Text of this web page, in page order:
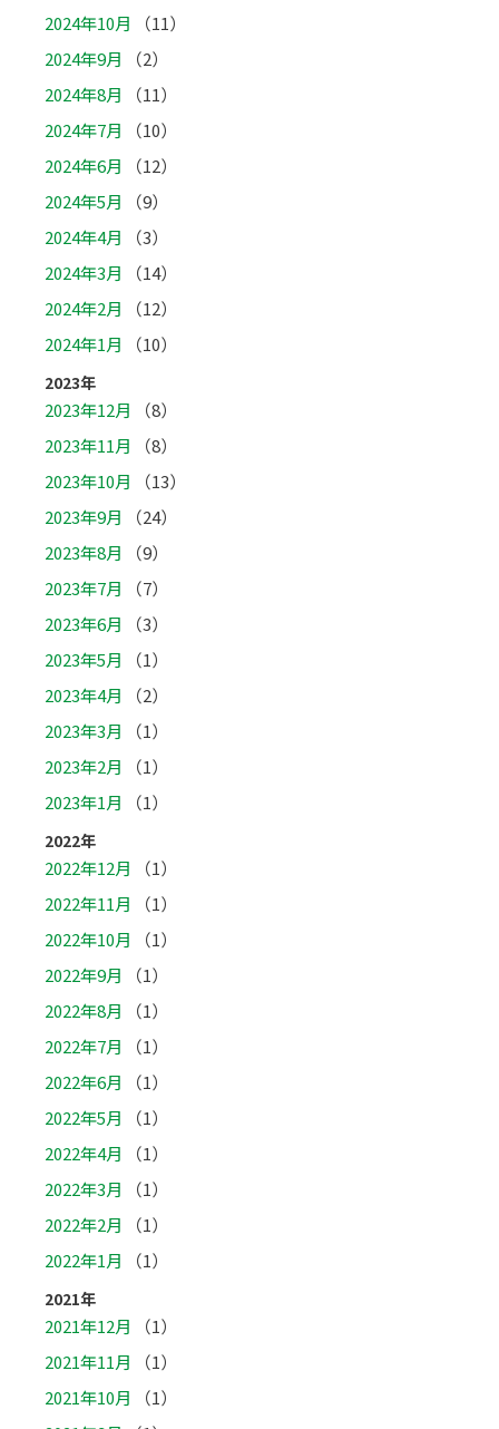
2024年10月
（11）
2024年9月
（2）
2024年8月
（11）
2024年7月
（10）
2024年6月
（12）
2024年5月
（9）
2024年4月
（3）
2024年3月
（14）
2024年2月
（12）
2024年1月
（10）
2023年
2023年12月
（8）
2023年11月
（8）
2023年10月
（13）
2023年9月
（24）
2023年8月
（9）
2023年7月
（7）
2023年6月
（3）
2023年5月
（1）
2023年4月
（2）
2023年3月
（1）
2023年2月
（1）
2023年1月
（1）
2022年
2022年12月
（1）
2022年11月
（1）
2022年10月
（1）
2022年9月
（1）
2022年8月
（1）
2022年7月
（1）
2022年6月
（1）
2022年5月
（1）
2022年4月
（1）
2022年3月
（1）
2022年2月
（1）
2022年1月
（1）
2021年
2021年12月
（1）
2021年11月
（1）
2021年10月
（1）